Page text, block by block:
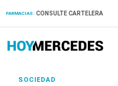
FARMACIAS: CONSULTE CARTELERA